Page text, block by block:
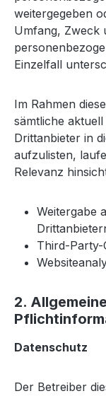
weitergegeben
Umfang, Zweck
Einzelfall
Im Rahmen
sämtliche
Drittanbieter in
aufzulisten,
Relevanz
Weitergabe
Third-Party-
2.
Datenschutz
Der Betreiber